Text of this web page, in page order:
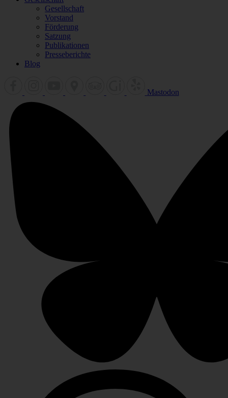
Gesellschaft
Vorstand
Förderung
Satzung
Publikationen
Presseberichte
Blog
Mastodon